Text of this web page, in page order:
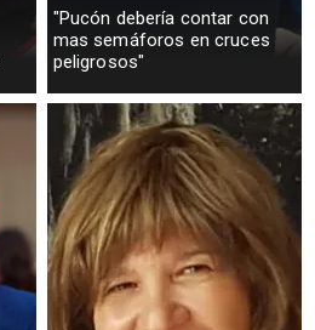
"Pucón debería contar con
mas semáforos en cruces
peligrosos"